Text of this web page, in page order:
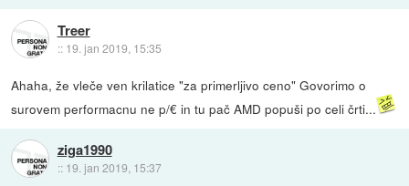
Treer
:: 19. jan 2019, 15:35
Ahaha, že vleče ven krilatice "za primerljivo ceno" Govorimo o
surovem performacnu ne p/€ in tu pač AMD popuši po celi črti...
ziga1990
:: 19. jan 2019, 15:37